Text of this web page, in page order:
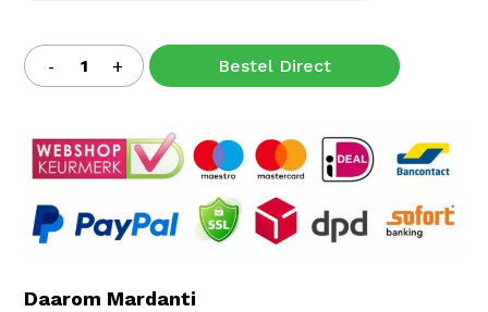
Bestel Direct
Daarom Mardanti